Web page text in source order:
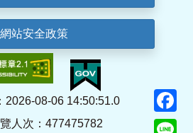
網站安全政策
2026-08-06 14:50:51.0
人次：477475782